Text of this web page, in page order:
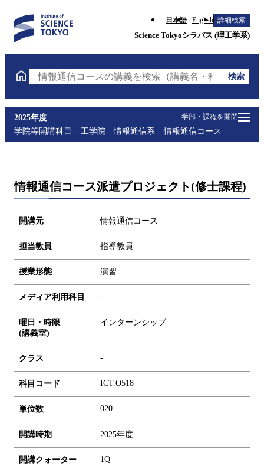
日本語 English 詳細検索
Science Tokyoシラバス (理工学系)
情報通信コースの講義を検索（講義名・科目コード・
検索
学部・課程を開閉
2025年度
学院等開講科目
工学院 情報通信系 情報通信コース
情報通信コース派遣プロジェクト(修士課程)
開講元 情報通信コース
担当教員 指導教員
授業形態 演習
メディア利用科目 -
曜日・時限
(講義室)
インターンシップ
クラス -
科目コード ICT.O518
単位数 020
開講時期 2025年度
開講クォーター 1Q